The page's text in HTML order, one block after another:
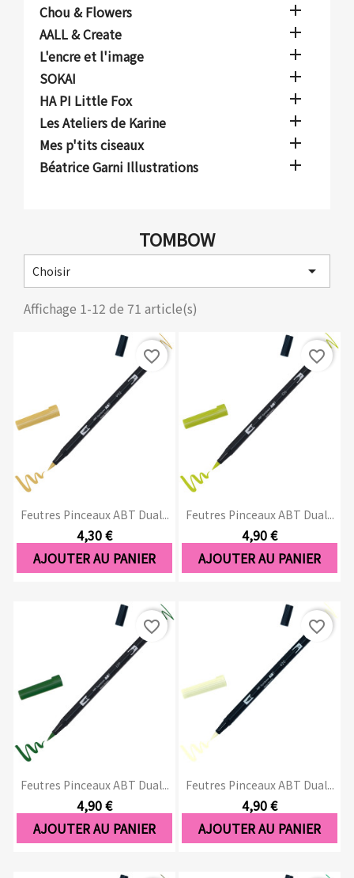
Chou & Flowers

AALL & Create

L'encre et l'image

SOKAI

HA PI Little Fox

Les Ateliers de Karine

Mes p'tits ciseaux

Béatrice Garni Illustrations

TOMBOW
Choisir

Affichage 1-12 de 71 article(s)
Feutres Pinceaux ABT Dual...
4,30 €
AJOUTER AU PANIER
favorite_border
Feutres Pinceaux ABT Dual...
4,90 €
AJOUTER AU PANIER
favorite_border
Feutres Pinceaux ABT Dual...
4,90 €
AJOUTER AU PANIER
favorite_border
Feutres Pinceaux ABT Dual...
4,90 €
AJOUTER AU PANIER
favorite_border